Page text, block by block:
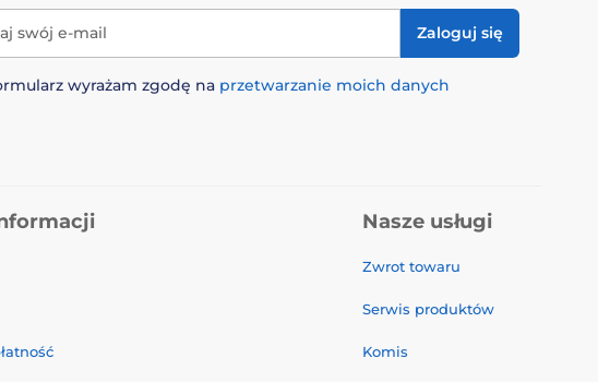
swój e-mail Zaloguj się
wyrażam zgodę na przetwarzanie moich danych
Nasze usługi
Zwrot towaru
Serwis produktów
Komis